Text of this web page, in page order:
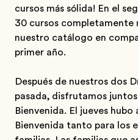
cursos más sólida! En el
30 cursos completamente
nuestro catálogo en
primer año.
Después de nuestros dos
pasada, disfrutamos
Bienvenida. El jueves
Bienvenida tanto para los